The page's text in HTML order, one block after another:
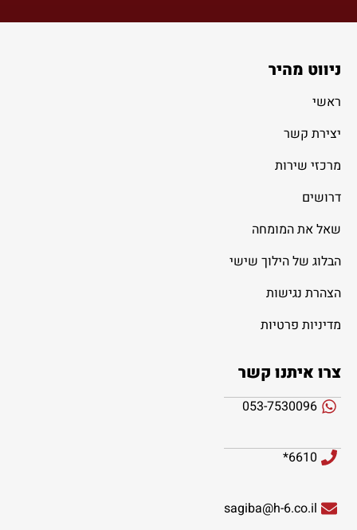
ניווט מהיר
ראשי
יצירת קשר
מרכזי שירות
דרושים
שאל את המומחה
הבלוג של הילוך שישי
הצהרת נגישות
מדיניות פרטיות
צרו איתנו קשר
053-7530096
6610*
sagiba@h-6.co.il